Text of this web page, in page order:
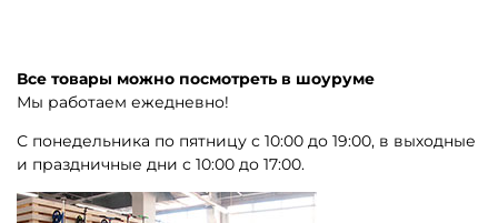
Все товары можно посмотреть в шоуруме
Мы работаем ежедневно!
С понедельника по пятницу с 10:00 до 19:00, в выходные
и праздничные дни с 10:00 до 17:00.